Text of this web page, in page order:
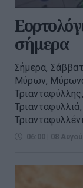
σήμερα
Σήμερα,
Μύρων,
06:00 | 08